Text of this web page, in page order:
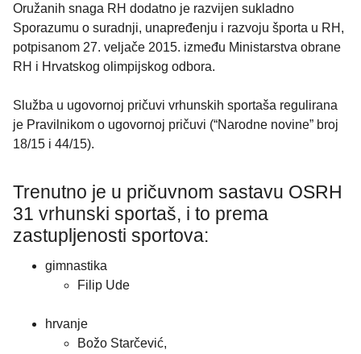
Oružanih snaga RH dodatno je razvijen sukladno
Sporazumu o suradnji, unapređenju i razvoju športa u RH,
potpisanom 27. veljače 2015. između Ministarstva obrane
RH i Hrvatskog olimpijskog odbora.
Služba u ugovornoj pričuvi vrhunskih sportaša regulirana
je Pravilnikom o ugovornoj pričuvi (“Narodne novine” broj
18/15 i 44/15).
Trenutno je u pričuvnom sastavu OSRH
31 vrhunski sportaš, i to prema
zastupljenosti sportova:
gimnastika
Filip Ude
hrvanje
Božo Starčević,